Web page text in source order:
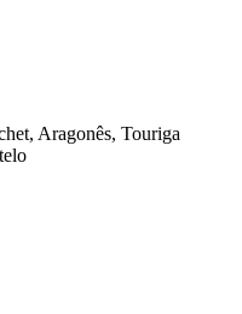
Aragonês, Touriga